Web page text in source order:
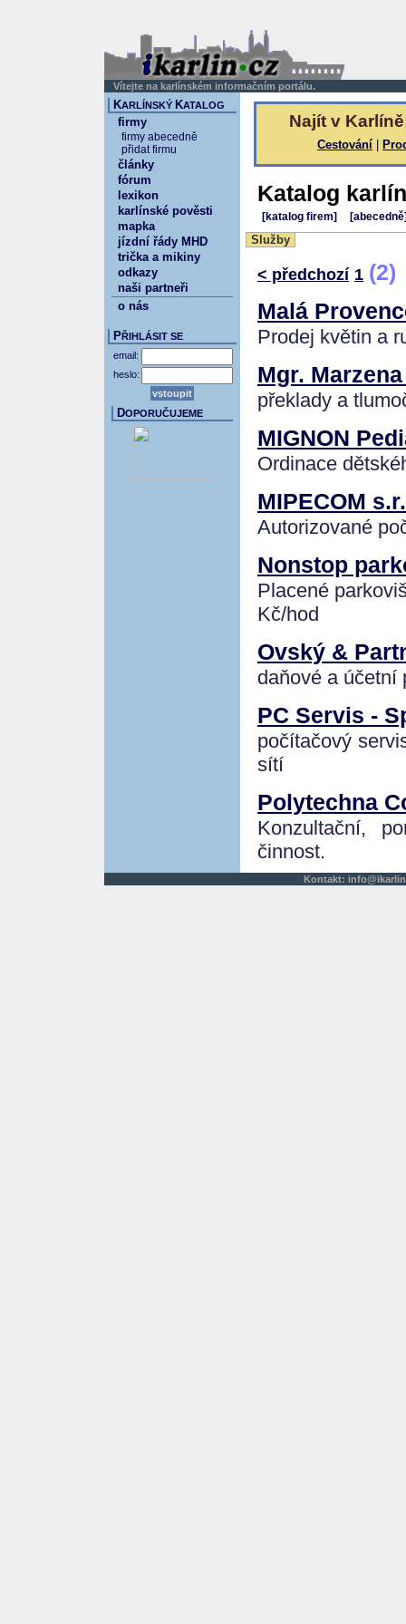
Vítejte na karlínském informačním portálu.
Najít v
Cestování
Katalog
[katalog firem]
Služby
< předchozí 1 (2)
Malá
Prodej květin a
Mgr.
překlady a
MIGNON
Ordinace
MIPECOM
Autorizované
Nonstop
Placené
Kč/hod
Ovský &
daňové a účetní
PC Servis -
počítačový
sítí
Polytechna
Konzultační,
činnost.
KARLÍNSKÝ KATALOG
firmy
firmy abecedně
přidat firmu
články
fórum
lexikon
karlínské pověsti
mapka
jízdní řády MHD
trička a mikiny
odkazy
naši partneři
o nás
PŘIHLÁSIT SE
email:
heslo:
DOPORUČUJEME
Kontakt: